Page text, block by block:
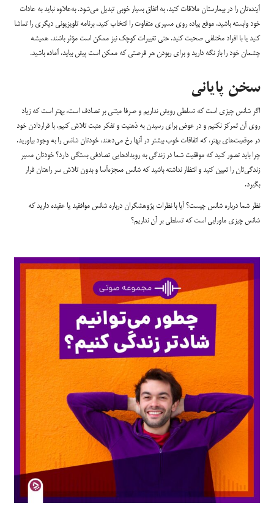
آینده‌تان را در بیمارستان ملاقات کنید، به اتفاق بسیار خوبی تبدیل می‌شود. به‌علاوه نباید به عادات
خود وابسته باشید. موقع پیاده روی مسیری متفاوت را انتخاب کنید، برنامه تلویزیونی دیگری را تماشا
کنید یا با افراد مختلفی صحبت کنید. حتی تغییرات کوچک نیز ممکن است مؤثر باشند. همیشه
چشمان خود را باز نگه دارید و برای ربودن هر فرصتی که ممکن است پیش بیاید، آماده باشید.
سخن پایانی
اگر شانس چیزی است که تسلطی رویش نداریم و صرفا مبتنی بر تصادف است، بهتر است که زیاد
روی آن تمرکز نکنیم و در عوض برای رسیدن به ذهنیت و تفکر مثبت تلاش کنیم. با قراردادن خود
در موقعیت‌های بهتر، که اتفاقات خوب بیشتر در آنها رخ می‌دهند، خودتان شانس را به وجود بیاورید.
چرا باید تصور کنید که موفقیت شما در زندگی به رویدادهایی تصادفی بستگی دارد؟ خودتان مسیر
زندگی‌تان را تعیین کنید و انتظار نداشته باشید که شانس معجزه‌آسا و بدون تلاش سر راهتان قرار
بگیرد.
نظر شما درباره شانس چیست؟ آیا با نظرات پژوهشگران درباره شانس موافقید یا عقیده دارید که
شانس چیزی ماورایی است که تسلطی بر آن نداریم؟